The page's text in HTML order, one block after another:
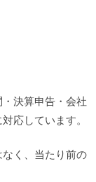
決算申告・会社
応しています。
く、当たり前の